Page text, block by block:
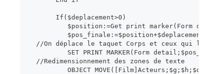
If($deplacement>0)
$position:=Get print marker(Form
$pos_finale:=$position+$deplacement
//On déplace le taquet Corps et ceux qui le
SET PRINT MARKER(Form
//Redimensionnement des zones de texte
OBJECT